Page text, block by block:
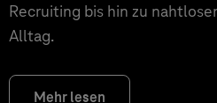
Recruiting bis hin zu
Alltag.
Mehr lesen